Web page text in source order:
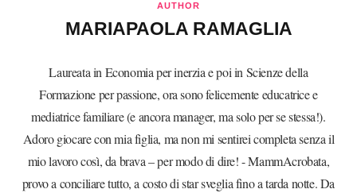
AUTHOR
MARIAPAOLA RAMAGLIA
Laureata in Economia per inerzia e poi in Scienze della
Formazione per passione, ora sono felicemente educatrice e
mediatrice familiare (e ancora manager, ma solo per se stessa!).
Adoro giocare con mia figlia, ma non mi sentirei completa senza il
mio lavoro così, da brava – per modo di dire! - MammAcrobata,
provo a conciliare tutto, a costo di star sveglia fino a tarda notte. Da